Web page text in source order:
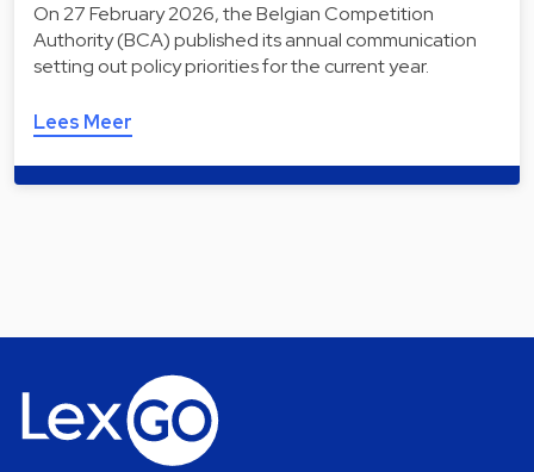
On 27 February 2026, the Belgian Competition
Authority (BCA) published its annual communication
setting out policy priorities for the current year.
Lees Meer